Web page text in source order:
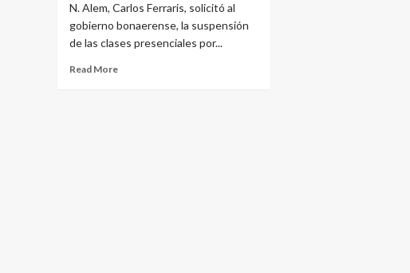
N. Alem, Carlos Ferraris, solicitó al
gobierno bonaerense, la suspensión
de las clases presenciales por...
Read More